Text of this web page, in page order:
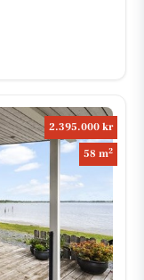
2.395.000 kr
58 m2